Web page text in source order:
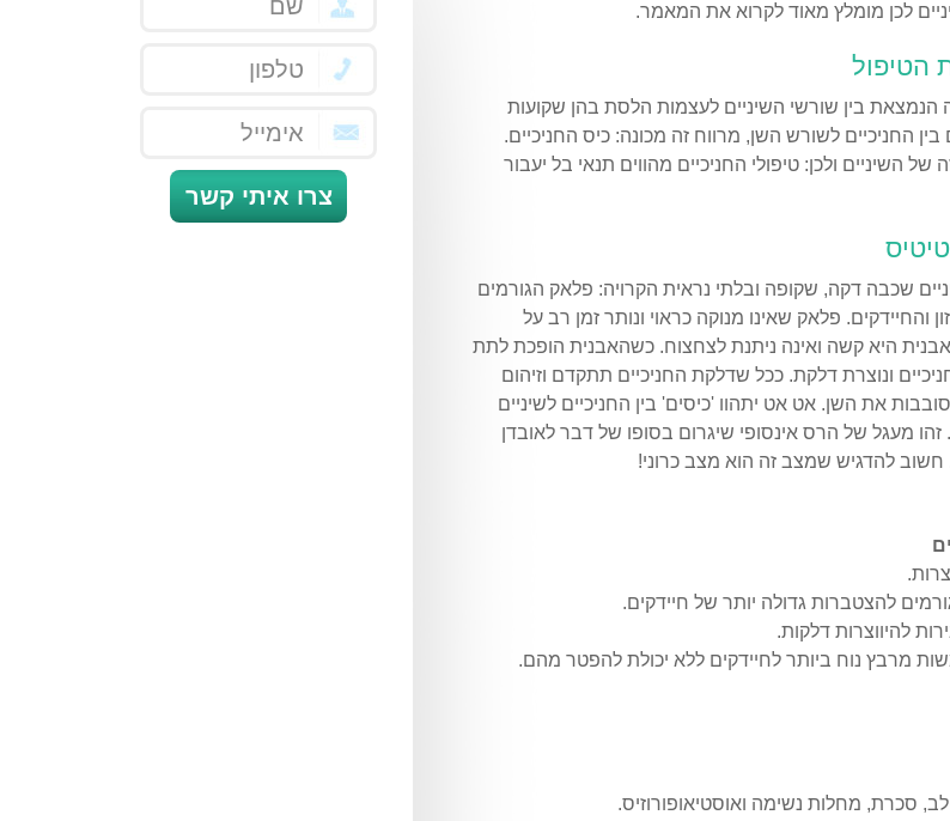
לכן מומלץ מאוד לקרוא את המאמר.
הטיפול
הנמצאת בין שורשי השיניים לעצמות הלסת בהן שקועות
השיניים ולכן: טיפולי החניכיים מהווים תנאי בל יעבור
שכבה דקה, שקופה ובלתי נראית הקרויה: פלאק הגורמים
והחיידקים. פלאק שאינו מנוקה כראוי ונותר זמן רב על
היא קשה ואינה ניתנת לצחצוח. כשהאבנית הופכת לתת
ונוצרת דלקת. ככל שדלקת החניכיים תתקדם וזיהום
את השן. אט אט יתהוו 'כיסים' בין החניכיים לשיניים
זהו מעגל של הרס אינסופי שיגרום בסופו של דבר לאובדן
חשוב להדגיש שמצב זה הוא מצב כרוני!
להצטברות גדולה יותר של חיידקים.
להיווצרות דלקות.
מרבץ נוח ביותר לחיידקים ללא יכולת להפטר מהם.
סכרת, מחלות נשימה ואוסטיאופורוזיס.
צרו איתי קשר